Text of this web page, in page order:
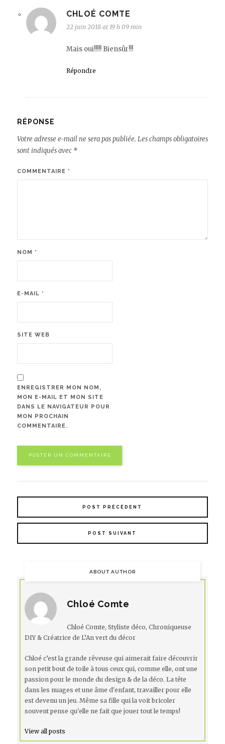
CHLOÉ COMTE
22 juin 2018 at 19 h 09 min
Mais oui!!!!! Biensûr!!!
Répondre
RÉPONSE
Votre adresse e-mail ne sera pas publiée. Les champs obligatoires
sont indiqués avec *
COMMENTAIRE *
NOM *
E-MAIL *
SITE WEB
ENREGISTRER MON NOM,
MON E-MAIL ET MON SITE
DANS LE NAVIGATEUR POUR
MON PROCHAIN
COMMENTAIRE.
POST PRÉCÉDENT
POST SUIVANT
ABOUT AUTHOR
Chloé Comte
Chloé Comte, Styliste déco, Chroniqueuse
DIY & Créatrice de L’An vert du décor
Chloé c’est la grande rêveuse qui aimerait faire découvrir
son petit bout de toile à tous ceux qui, comme elle, ont une
passion pour le monde du design & de la déco. La tête
dans les nuages et une âme d'enfant, travailler pour elle
est devenu un jeu. Même sa fille qui la voit bricoler
souvent pense qu'elle ne fait que jouer tout le temps!
View all posts